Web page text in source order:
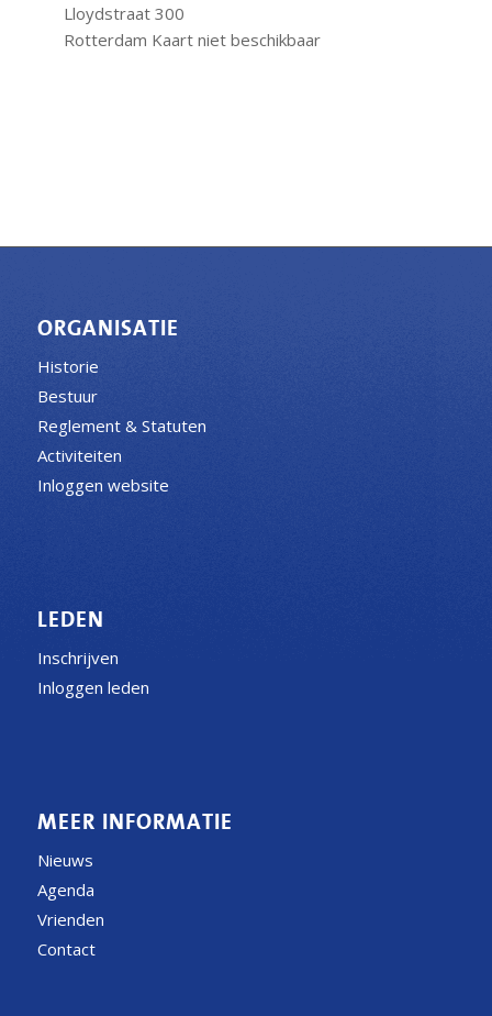
Lloydstraat 300
Rotterdam Kaart niet beschikbaar
ORGANISATIE
Historie
Bestuur
Reglement & Statuten
Activiteiten
Inloggen website
LEDEN
Inschrijven
Inloggen leden
MEER INFORMATIE
Nieuws
Agenda
Vrienden
Contact